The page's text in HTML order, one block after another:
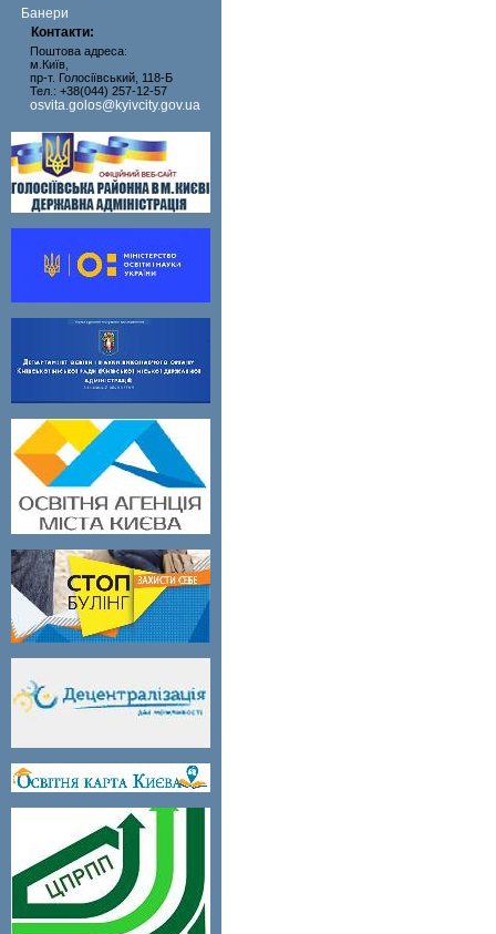
Банери
Контакти:
Поштова адреса:
м.Київ,
пр-т. Голосіївський, 118-Б
Тел.: +38(044) 257-12-57
osvita.golos@kyivcity.gov.ua